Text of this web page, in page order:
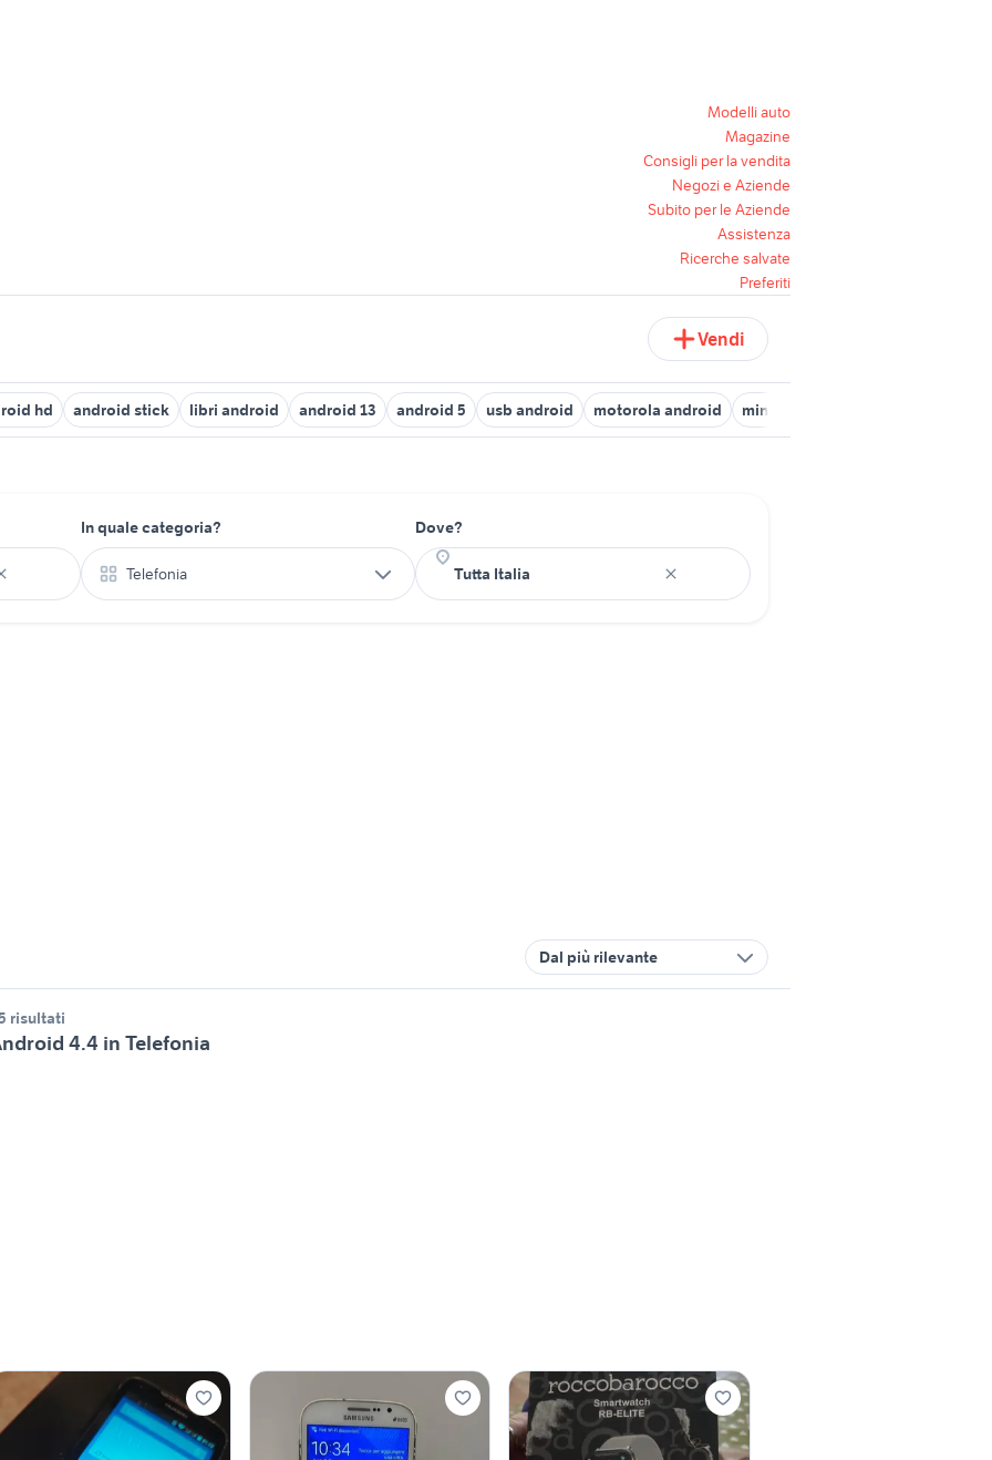
Modelli auto
Magazine
Consigli per la vendita
Negozi e Aziende
Subito per le Aziende
Assistenza
Ricerche salvate
Preferiti
Vendi
hd android stick libri android android 13 android 5 usb android motorola android mini android
In quale categoria?
Telefonia
Dove?
Dal più rilevante
risultati
4.4 in Telefonia